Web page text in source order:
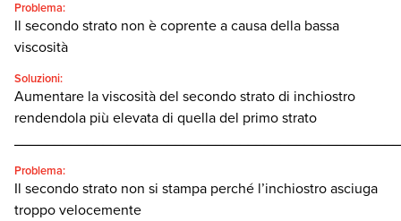
Problema:
Il secondo strato non è coprente a causa della bassa
viscosità
Soluzioni:
Aumentare la viscosità del secondo strato di inchiostro
rendendola più elevata di quella del primo strato
Problema:
Il secondo strato non si stampa perché l’inchiostro asciuga
troppo velocemente